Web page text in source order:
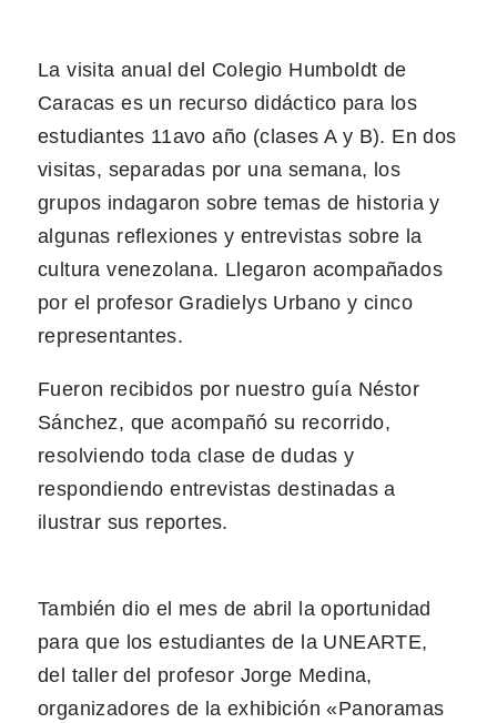
La visita anual del Colegio Humboldt de
Caracas es un recurso didáctico para los
estudiantes 11avo año (clases A y B). En dos
visitas, separadas por una semana, los
grupos indagaron sobre temas de historia y
algunas reflexiones y entrevistas sobre la
cultura venezolana. Llegaron acompañados
por el profesor Gradielys Urbano y cinco
representantes.
Fueron recibidos por nuestro guía Néstor
Sánchez, que acompañó su recorrido,
resolviendo toda clase de dudas y
respondiendo entrevistas destinadas a
ilustrar sus reportes.
También dio el mes de abril la oportunidad
para que los estudiantes de la UNEARTE,
del taller del profesor Jorge Medina,
organizadores de la exhibición «Panoramas